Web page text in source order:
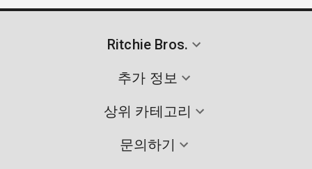
Ritchie Bros.
추가 정보
상위 카테고리
문의하기